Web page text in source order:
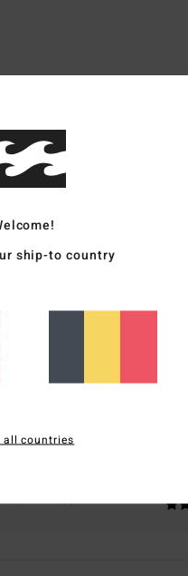
ship-to country
all countries